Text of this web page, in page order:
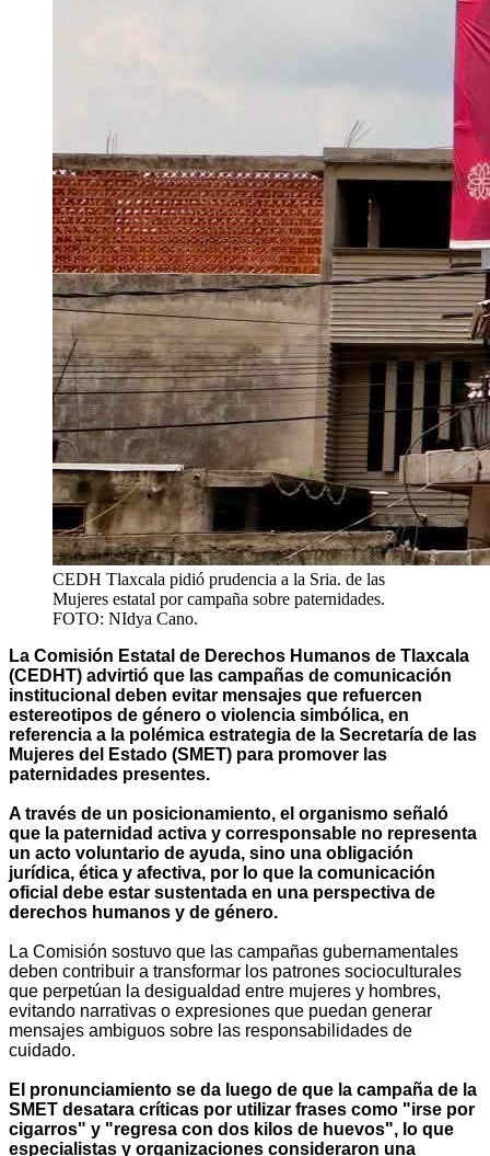
CEDH Tlaxcala pidió prudencia a la Sria. de las
Mujeres estatal por campaña sobre paternidades.
FOTO: NIdya Cano.
La Comisión Estatal de Derechos Humanos de Tlaxcala
(CEDHT) advirtió que las campañas de comunicación
institucional deben evitar mensajes que refuercen
estereotipos de género o violencia simbólica, en
referencia a la polémica estrategia de la Secretaría de las
Mujeres del Estado (SMET) para promover las
paternidades presentes.
A través de un posicionamiento, el organismo señaló
que la paternidad activa y corresponsable no representa
un acto voluntario de ayuda, sino una obligación
jurídica, ética y afectiva, por lo que la comunicación
oficial debe estar sustentada en una perspectiva de
derechos humanos y de género.
La Comisión sostuvo que las campañas gubernamentales
deben contribuir a transformar los patrones socioculturales
que perpetúan la desigualdad entre mujeres y hombres,
evitando narrativas o expresiones que puedan generar
mensajes ambiguos sobre las responsabilidades de
cuidado.
El pronunciamiento se da luego de que la campaña de la
SMET desatara críticas por utilizar frases como "irse por
cigarros" y "regresa con dos kilos de huevos", lo que
especialistas y organizaciones consideraron una